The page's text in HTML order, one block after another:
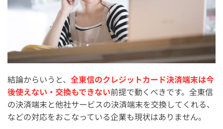
結論からいうと、 全東信のクレジットカード決済端末は今
後使えない・交換もできない前提で動くべきです。全東信
の決済端末と他社サービスの決済端末を交換してくれる、
などの対応をおこなっている企業も現状はありません。